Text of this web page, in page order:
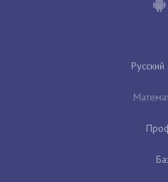
Русский